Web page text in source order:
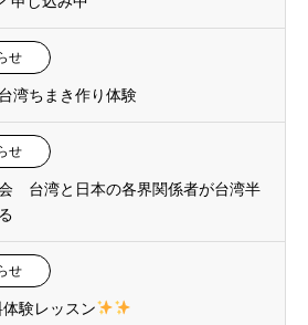
せ
湾ちまき作り体験
せ
会 台湾と日本の各界関係者が台湾半
せ
験レッスン